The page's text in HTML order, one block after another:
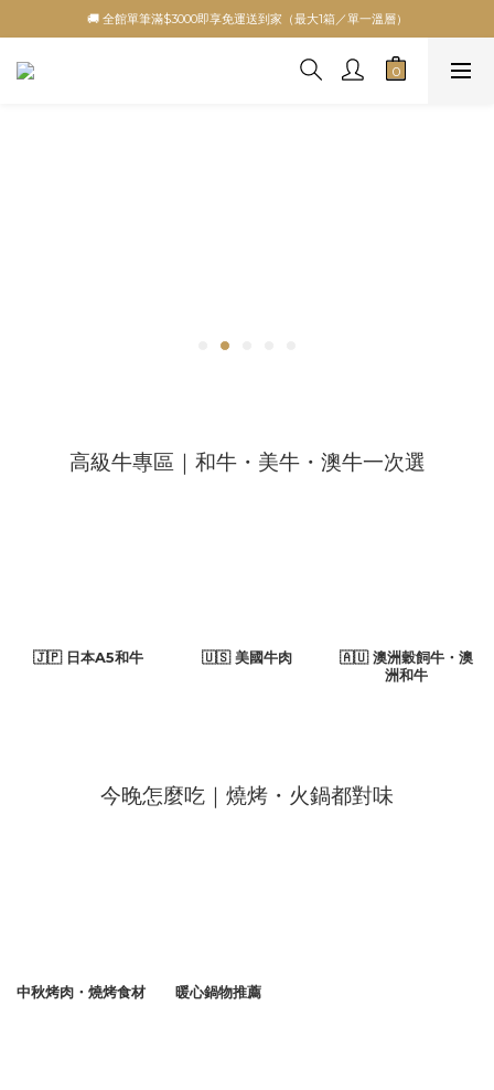
🚚 全館單筆滿$3000即享免運送到家（最大1箱／單一溫層）
高級牛專區｜和牛・美牛・澳牛一次選
🇯🇵 日本A5和牛 🇺🇸 美國牛肉
🇦🇺 澳洲穀飼牛・澳
洲和牛
今晚怎麼吃｜燒烤・火鍋都對味
中秋烤肉・燒烤食材 暖心鍋物推薦